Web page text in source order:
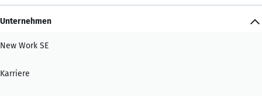
Unternehmen
New Work SE
Karriere